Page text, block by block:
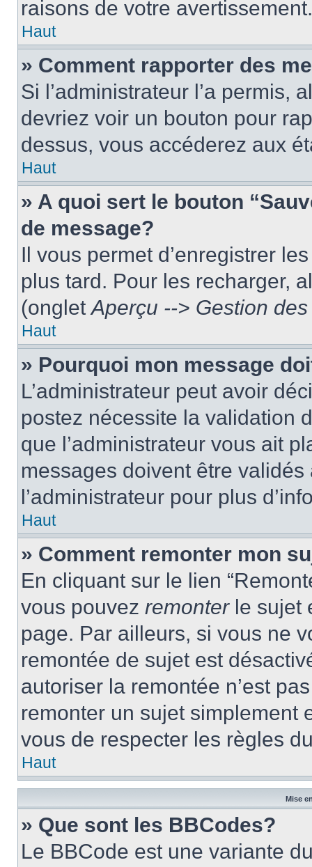
raisons de votre avertissement.
Haut
» Comment rapporter des
Si l’administrateur l’a permis,
devriez voir un bouton pour
dessus, vous accéderez aux
Haut
» A quoi sert le bouton
de message?
Il vous permet d’enregistrer
plus tard. Pour les recharger,
(ongletAperçu --> Gestion
Haut
» Pourquoi mon message
L’administrateur peut avoir
postez nécessite la validation
que l’administrateur vous ait
messages doivent être validés
l’administrateur pour plus
Haut
» Comment remonter mon
En cliquant sur le lien
vous pouvez remonterle sujet
page. Par ailleurs, si vous ne
remontée de sujet est
autoriser la remontée n’est
remonter un sujet simplement
vous de respecter les règles
Haut
Mise
» Que sont les BBCodes?
Le BBCode est une variante